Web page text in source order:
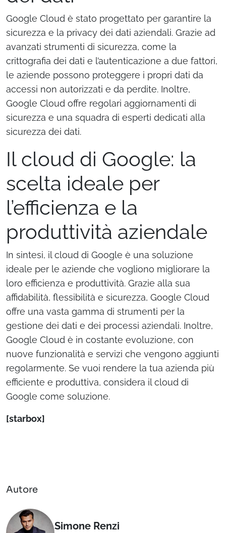
Google Cloud è stato progettato per garantire la
sicurezza e la privacy dei dati aziendali. Grazie ad
avanzati strumenti di sicurezza, come la
crittografia dei dati e l’autenticazione a due fattori,
le aziende possono proteggere i propri dati da
accessi non autorizzati e da perdite. Inoltre,
Google Cloud offre regolari aggiornamenti di
sicurezza e una squadra di esperti dedicati alla
sicurezza dei dati.
Il cloud di Google: la
scelta ideale per
l’efficienza e la
produttività aziendale
In sintesi, il cloud di Google è una soluzione
ideale per le aziende che vogliono migliorare la
loro efficienza e produttività. Grazie alla sua
affidabilità, flessibilità e sicurezza, Google Cloud
offre una vasta gamma di strumenti per la
gestione dei dati e dei processi aziendali. Inoltre,
Google Cloud è in costante evoluzione, con
nuove funzionalità e servizi che vengono aggiunti
regolarmente. Se vuoi rendere la tua azienda più
efficiente e produttiva, considera il cloud di
Google come soluzione.
[starbox]
Autore
Simone Renzi